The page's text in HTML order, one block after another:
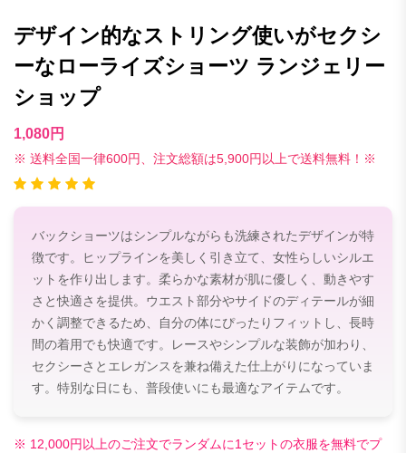
デザイン的なストリング使いがセクシ
ーなローライズショーツ ランジェリー
ショップ
1,080円
※ 送料全国一律600円、注文総額は5,900円以上で送料無料！※
バックショーツはシンプルながらも洗練されたデザインが特
徴です。ヒップラインを美しく引き立て、女性らしいシルエ
ットを作り出します。柔らかな素材が肌に優しく、動きやす
さと快適さを提供。ウエスト部分やサイドのディテールが細
かく調整できるため、自分の体にぴったりフィットし、長時
間の着用でも快適です。レースやシンプルな装飾が加わり、
セクシーさとエレガンスを兼ね備えた仕上がりになっていま
す。特別な日にも、普段使いにも最適なアイテムです。
※ 12,000円以上のご注文でランダムに1セットの衣服を無料でプ